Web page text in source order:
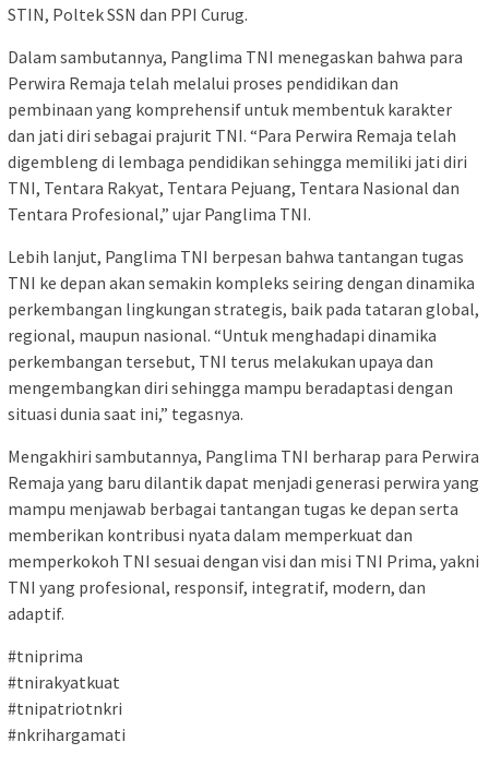
STIN, Poltek SSN dan PPI Curug.
Dalam sambutannya, Panglima TNI menegaskan bahwa para
Perwira Remaja telah melalui proses pendidikan dan
pembinaan yang komprehensif untuk membentuk karakter
dan jati diri sebagai prajurit TNI. “Para Perwira Remaja telah
digembleng di lembaga pendidikan sehingga memiliki jati diri
TNI, Tentara Rakyat, Tentara Pejuang, Tentara Nasional dan
Tentara Profesional,” ujar Panglima TNI.
Lebih lanjut, Panglima TNI berpesan bahwa tantangan tugas
TNI ke depan akan semakin kompleks seiring dengan dinamika
perkembangan lingkungan strategis, baik pada tataran global,
regional, maupun nasional. “Untuk menghadapi dinamika
perkembangan tersebut, TNI terus melakukan upaya dan
mengembangkan diri sehingga mampu beradaptasi dengan
situasi dunia saat ini,” tegasnya.
Mengakhiri sambutannya, Panglima TNI berharap para Perwira
Remaja yang baru dilantik dapat menjadi generasi perwira yang
mampu menjawab berbagai tantangan tugas ke depan serta
memberikan kontribusi nyata dalam memperkuat dan
memperkokoh TNI sesuai dengan visi dan misi TNI Prima, yakni
TNI yang profesional, responsif, integratif, modern, dan
adaptif.
#tniprima
#tnirakyatkuat
#tnipatriotnkri
#nkrihargamati